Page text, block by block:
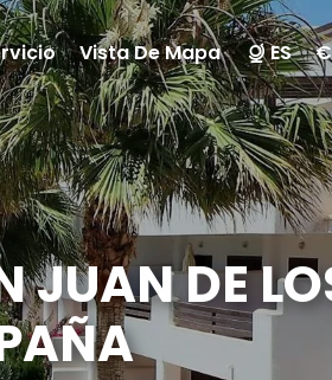
JUAN DE
Vista De Mapa ES €